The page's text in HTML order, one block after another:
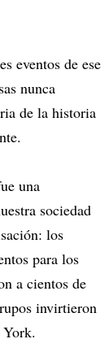
eventos de ese
nunca
de la historia
una
sociedad
los
para los
a cientos de
invirtieron